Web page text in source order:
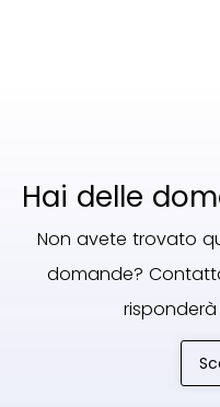
Hai delle
Non avete trovato
domande?